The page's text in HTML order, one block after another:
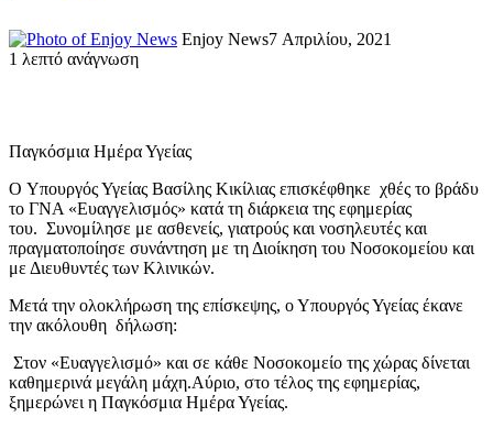
Enjoy News7 Απριλίου, 2021
1 λεπτό ανάγνωση
Παγκόσμια Ημέρα Υγείας
Ο Υπουργός Υγείας Βασίλης Κικίλιας επισκέφθηκε χθές το βράδυ
το ΓΝΑ «Ευαγγελισμός» κατά τη διάρκεια της εφημερίας
του. Συνομίλησε με ασθενείς, γιατρούς και νοσηλευτές και
πραγματοποίησε συνάντηση με τη Διοίκηση του Νοσοκομείου και
με Διευθυντές των Κλινικών.
Μετά την ολοκλήρωση της επίσκεψης, ο Υπουργός Υγείας έκανε
την ακόλουθη δήλωση:
Στον «Ευαγγελισμό» και σε κάθε Νοσοκομείο της χώρας δίνεται
καθημερινά μεγάλη μάχη.Αύριο, στο τέλος της εφημερίας,
ξημερώνει η Παγκόσμια Ημέρα Υγείας.